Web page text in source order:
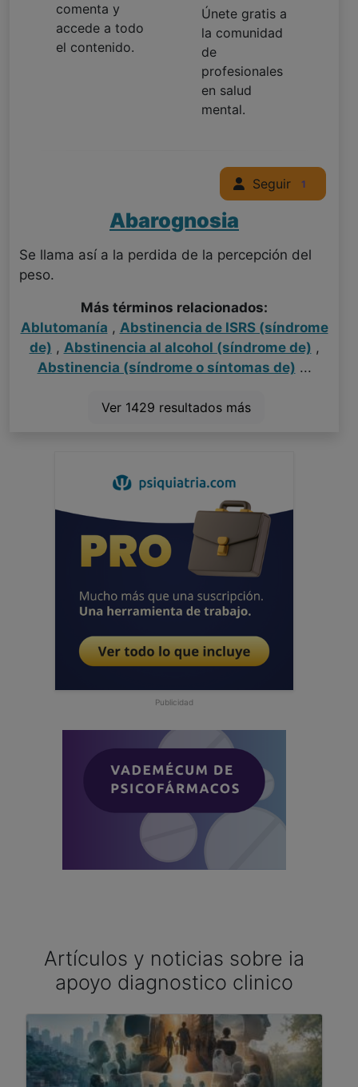
comenta y
accede a todo
el contenido.
Únete gratis a
la comunidad
de
profesionales
en salud
mental.
Seguir 1
Abarognosia
Se llama así a la perdida de la percepción del
peso.
Más términos relacionados:
Ablutomanía , Abstinencia de ISRS (síndrome
de) , Abstinencia al alcohol (síndrome de) ,
Abstinencia (síndrome o síntomas de) ...
Ver 1429 resultados más
Publicidad
Artículos y noticias sobre ia
apoyo diagnostico clinico